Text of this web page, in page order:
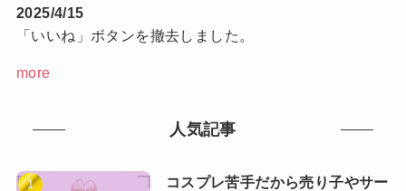
2025/4/15
「いいね」ボタンを撤去しました。
more
人気記事
コスプレ苦手だから売り子やサー